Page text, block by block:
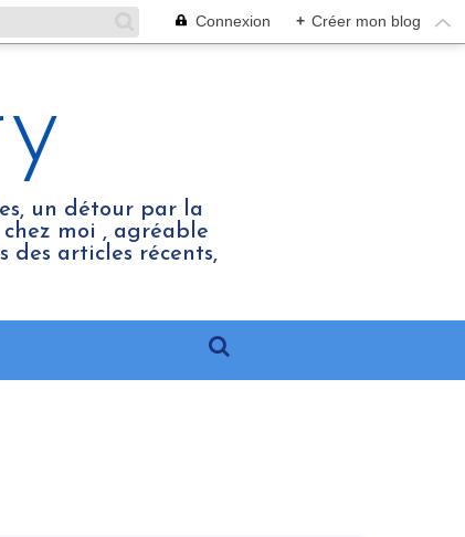
Connexion + Créer mon blog
un détour par la
moi , agréable
des articles récents,